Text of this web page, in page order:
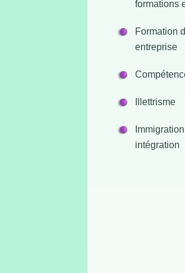
formations
Formation
entreprise
Illettrisme
intégration